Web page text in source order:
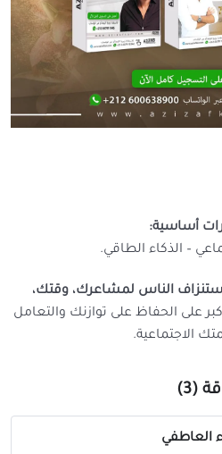
أساسية:
– الذكاء الطاقي.
الناس لمشاعرك، وقتك،
على الحفاظ على توازنك والتعامل
الاجتماعية.
(3)
العاطفي